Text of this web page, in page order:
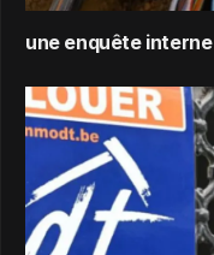
une enquête